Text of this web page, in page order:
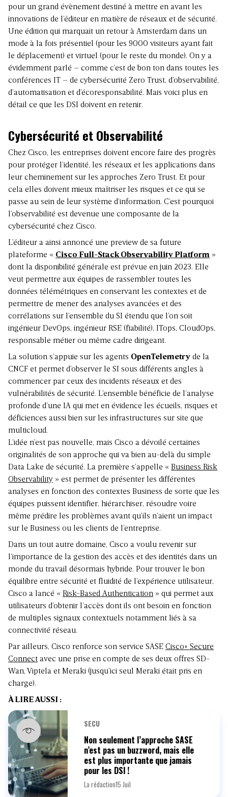
pour un grand évènement destiné à mettre en avant les
innovations de l’éditeur en matière de réseaux et de sécurité.
Une édition qui marquait un retour à Amsterdam dans un
mode à la fois présentiel (pour les 9000 visiteurs ayant fait
le déplacement) et virtuel (pour le reste du monde). On y a
évidemment parlé – comme c’est de bon ton dans toutes les
conférences IT – de cybersécurité Zero Trust, d’observabilité,
d’automatisation et d’écoresponsabilité. Mais voici plus en
détail ce que les DSI doivent en retenir.
Cybersécurité et Observabilité
Chez Cisco, les entreprises doivent encore faire des progrès
pour protéger l’identité, les réseaux et les applications dans
leur cheminement sur les approches Zero Trust. Et pour
cela elles doivent mieux maîtriser les risques et ce qui se
passe au sein de leur système d’information. C’est pourquoi
l’observabilité est devenue une composante de la
cybersécurité chez Cisco.
L’éditeur a ainsi annoncé une preview de sa future
plateforme « Cisco Full-Stack Observability Platform »
dont la disponibilité générale est prévue en juin 2023. Elle
veut permettre aux équipes de rassembler toutes les
données télémétriques en conservant les contextes et de
permettre de mener des analyses avancées et des
corrélations sur l’ensemble du SI étendu que l’on soit
ingénieur DevOps, ingénieur RSE (fiabilité), ITops, CloudOps,
responsable métier ou même cadre dirigeant.
La solution s’appuie sur les agents OpenTelemetry de la
CNCF et permet d’observer le SI sous différents angles à
commencer par ceux des incidents réseaux et des
vulnérabilités de sécurité. L’ensemble bénéficie de l’analyse
profonde d’une IA qui met en évidence les écueils, risques et
déficiences aussi bien sur les infrastructures sur site que
multicloud.
L’idée n’est pas nouvelle, mais Cisco a dévoilé certaines
originalités de son approche qui va bien au-delà du simple
Data Lake de sécurité. La première s’appelle « Business Risk
Observability » est permet de présenter les différentes
analyses en fonction des contextes Business de sorte que les
équipes puissent identifier, hiérarchiser, résoudre voire
même prédire les problèmes avant qu’ils n’aient un impact
sur le Business ou les clients de l’entreprise.
Dans un tout autre domaine, Cisco a voulu revenir sur
l’importance de la gestion des accès et des identités dans un
monde du travail désormais hybride. Pour trouver le bon
équilibre entre sécurité et fluidité de l’expérience utilisateur,
Cisco a lancé « Risk-Based Authentication » qui permet aux
utilisateurs d’obtenir l’accès dont ils ont besoin en fonction
de multiples signaux contextuels notamment liés à sa
connectivité réseau.
Par ailleurs, Cisco renforce son service SASE Cisco+ Secure
Connect avec une prise en compte de ses deux offres SD-
Wan, Viptela et Meraki (jusqu’ici seul Meraki était pris en
charge).
À LIRE AUSSI :
SECU
Non seulement l’approche SASE
n’est pas un buzzword, mais elle
est plus importante que jamais
pour les DSI !
La rédaction15 Juil